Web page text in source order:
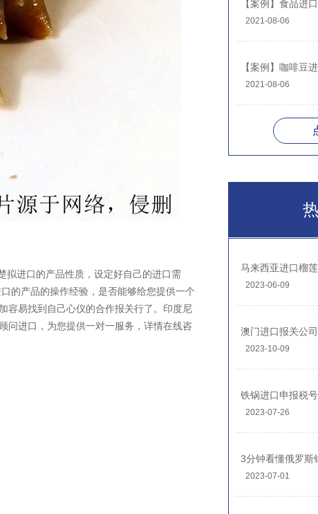
进口的产品性质，设定好自己的进口需
的产品的操作经验，是否能够给您提供一个
容易找到自己心仪的合作报关行了。印度尼
问进口，为您提供一对一服务，详情在线咨
【案例】食品进
2021-08-06
2021-08-06
2023-06-09
2023-10-09
铁锅进口申报税
2023-07-26
2023-07-01